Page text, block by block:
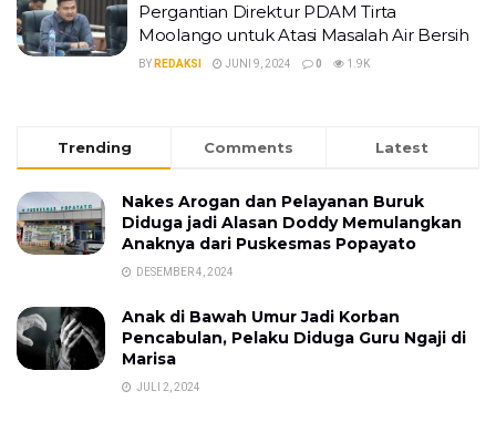
Pergantian Direktur PDAM Tirta
Moolango untuk Atasi Masalah Air Bersih
BY REDAKSI JUNI 9, 2024 0 1.9K
Trending Comments Latest
Nakes Arogan dan Pelayanan Buruk
Diduga jadi Alasan Doddy Memulangkan
Anaknya dari Puskesmas Popayato
DESEMBER 4, 2024
Anak di Bawah Umur Jadi Korban
Pencabulan, Pelaku Diduga Guru Ngaji di
Marisa
JULI 2, 2024